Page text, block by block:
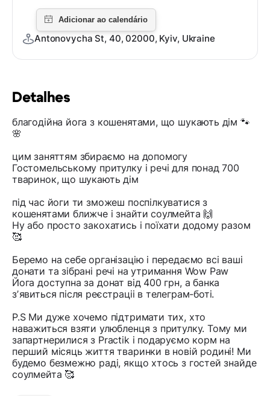
Detalhes
благодійна йога з кошенятами, що шукають дім 🐾
🌸
цим заняттям збираємо на допомогу
Гостомельському притулку і речі для понад 700
тваринок, що шукають дім
під час йоги ти зможеш поспілкуватися з
кошенятами ближче і знайти соулмейта 🙌
Ну або просто закохатись і поїхати додому разом
🥰
Беремо на себе організацію і передаємо всі ваші
донати та зібрані речі на утримання Wow Paw
Йога доступна за донат від 400 грн, а банка
зʼявиться після реєстраціі в телеграм-боті.
P.S Ми дуже хочемо підтримати тих, хто
наважиться взяти улюбленця з притулку. Тому ми
запартнерилися з Practik і подаруємо корм на
перший місяць життя тваринки в новій родині! Ми
будемо безмежно раді, якщо хтось з гостей знайде
соулмейта 🥰
Antonovycha St, 40, 02000, Kyiv, Ukraine